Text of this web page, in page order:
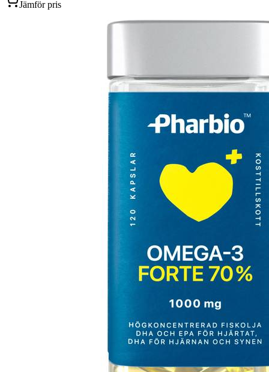
Jämför pris